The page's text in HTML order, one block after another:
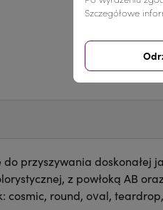
do przyszywania doskonałej
z powłoką AB
cosmic, round, oval,
Szczegółowe